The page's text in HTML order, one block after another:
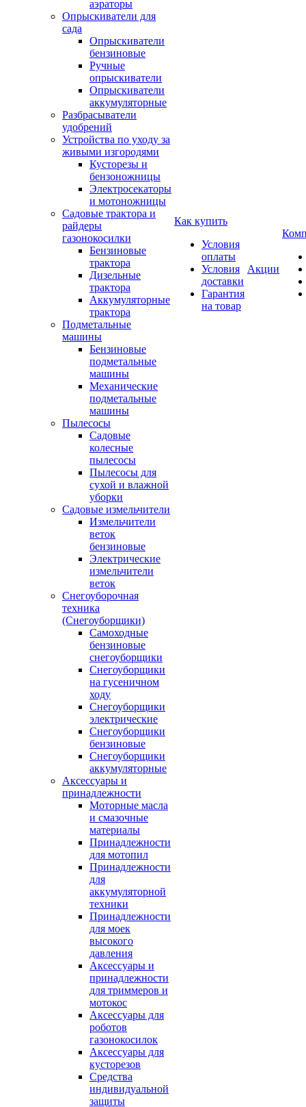
аэраторы
Опрыскиватели для
сада
Опрыскиватели
бензиновые
Ручные
опрыскиватели
Опрыскиватели
аккумуляторные
Разбрасыватели
удобрений
Устройства по уходу за
живыми изгородями
Кусторезы и
бензоножницы
Электросекаторы
и мотоножницы
Садовые трактора и
райдеры
газонокосилки
Бензиновые
трактора
Дизельные
трактора
Аккумуляторные
трактора
Подметальные
машины
Бензиновые
подметальные
машины
Механические
подметальные
машины
Пылесосы
Садовые
колесные
пылесосы
Пылесосы для
сухой и влажной
уборки
Садовые измельчители
Измельчители
веток
бензиновые
Электрические
измельчители
веток
Снегоуборочная
техника
(Снегоуборщики)
Самоходные
бензиновые
снегоуборщики
Снегоуборщики
на гусеничном
ходу
Снегоуборщики
электрические
Снегоуборщики
бензиновые
Снегоуборщики
аккумуляторные
Аксессуары и
принадлежности
Моторные масла
и смазочные
материалы
Принадлежности
для мотопил
Принадлежности
для
аккумуляторной
техники
Принадлежности
для моек
высокого
давления
Аксессуары и
принадлежности
для триммеров и
мотокос
Аксессуары для
роботов
газонокосилок
Аксессуары для
кусторезов
Средства
индивидуальной
защиты
Как купить
Условия
оплаты
Условия
доставки
Гарантия
на товар
Акции